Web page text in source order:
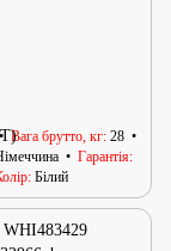
Вага брутто, кг 28
Гарантія
Білий